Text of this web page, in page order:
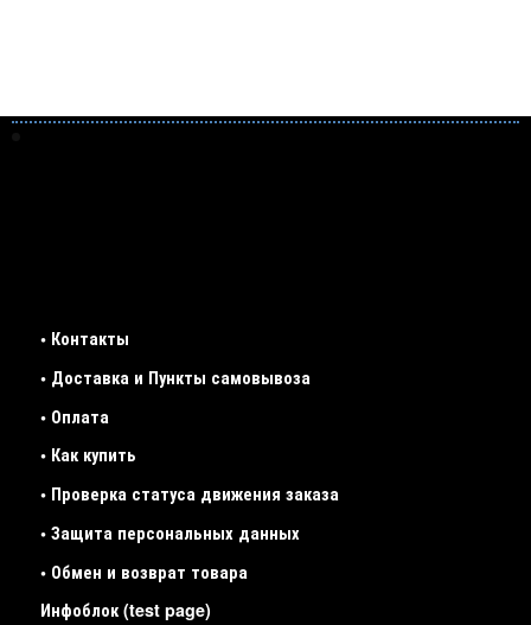
• Контакты
• Доставка и Пункты самовывоза
• Оплата
• Как купить
• Проверка статуса движения заказа
• Защита персональных данных
• Обмен и возврат товара
Инфоблок (test page)